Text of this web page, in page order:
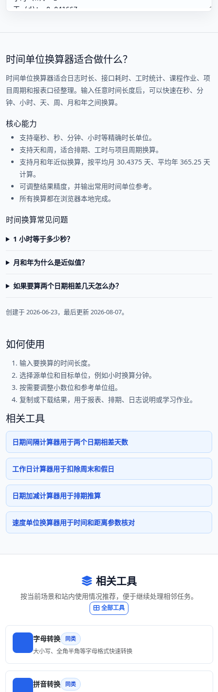
时间单位换算器适合做什么？
时间单位换算器适合日志时长、接口耗时、工时统计、课程作业、项
目周期和报表口径整理。输入任意时间长度后，可以快速在秒、分
钟、小时、天、周、月和年之间换算。
核心能力
支持毫秒、秒、分钟、小时等精确时长单位。
支持天和周，适合排期、工时与项目周期换算。
支持月和年近似换算，按平均月 30.4375 天、平均年 365.25 天
计算。
可调整结果精度，并输出常用时间单位参考。
所有换算都在浏览器本地完成。
时间换算常见问题
1 小时等于多少秒？
月和年为什么是近似值？
如果要算两个日期相差几天怎么办？
创建于 2026-06-23，最后更新 2026-08-07。
如何使用
输入要换算的时间长度。
选择源单位和目标单位，例如小时换算分钟。
按需要调整小数位和参考单位组。
复制或下载结果，用于报表、排期、日志说明或学习作业。
相关工具
日期间隔计算器用于两个日期相差天数
工作日计算器用于扣除周末和假日
日期加减计算器用于排期推算
速度单位换算器用于时间和距离参数核对
相关工具
按当前场景和站内使用情况推荐，便于继续处理相邻任务。
全部工具
字母转换 同类
大小写、全角半角等字母格式快速转换
拼音转换 同类